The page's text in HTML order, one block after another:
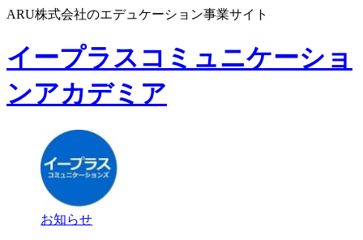
ARU株式会社のエデュケーション事業サイト
イープラスコミュニケーショ
ンアカデミア
お知らせ